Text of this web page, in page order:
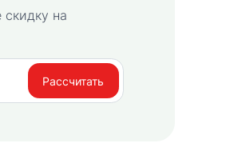
на
Рассчитать